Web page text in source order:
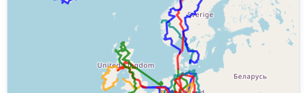
Alpen 2015 - Italien, Schweiz, Frankreich
Lindau, Montafon, Silvretta, Hahntennjoch, Lechtal 2015
3 Tage und 4 Pässe rund um Andermatt 2014
Frankreich - England - Schottland - Niederlande 2014